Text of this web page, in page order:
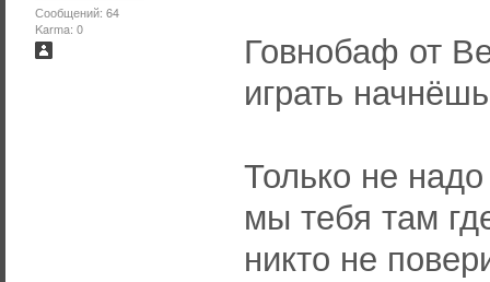
Сообщений: 64
Karma: 0
Говнобаф от
играть
Только не
мы тебя там
никто не